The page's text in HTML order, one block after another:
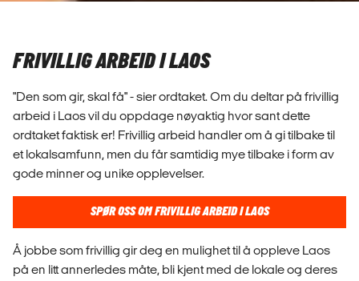
FRIVILLIG ARBEID I LAOS
"Den som gir, skal få" - sier ordtaket. Om du deltar på frivillig
arbeid i Laos vil du oppdage nøyaktig hvor sant dette
ordtaket faktisk er! Frivillig arbeid handler om å gi tilbake til
et lokalsamfunn, men du får samtidig mye tilbake i form av
gode minner og unike opplevelser.
SPØR OSS OM FRIVILLIG ARBEID I LAOS
Å jobbe som frivillig gir deg en mulighet til å oppleve Laos
på en litt annerledes måte, bli kjent med de lokale og deres